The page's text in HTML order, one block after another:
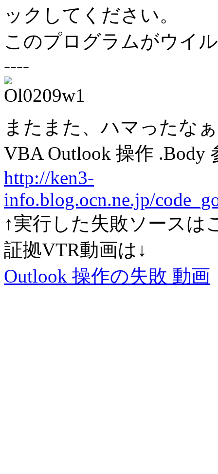
ックしてください。
このプログラムがウイ
----
またまた、ハマったな
VBA Outlook 操作 .Body
http://ken3-
info.blog.ocn.ne.jp/
↑実行した失敗ソースは
証拠VTR動画は↓
Outlook 操作の失敗 動画